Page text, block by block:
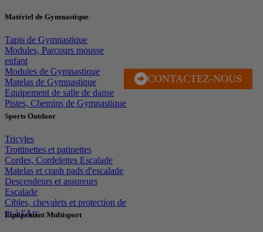
J'EN PROFITE
CONTACTEZ-NOUS
Matériel de Gymnastique
Tapis de Gymnastique
Modules, Parcours mousse
enfant
Modules de Gymnastique
Matelas de Gymnastique
Equipement de salle de danse
Pistes, Chemins de Gymnastique
Sports Outdoor
Tricyles
Trottinettes et patinettes
Cordes, Cordelettes Escalade
Matelas et crash pads d'escalade
Descendeurs et assureurs
Escalade
Cibles, chevalets et protection de
tir à l'Arc
Equipement Multisport